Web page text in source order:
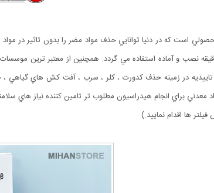
تاييديه در زمينه حذف كدورت ، كلر ، سرب ، آفت كش هاي گياهي